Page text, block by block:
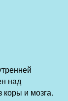
над
коры и мозга.